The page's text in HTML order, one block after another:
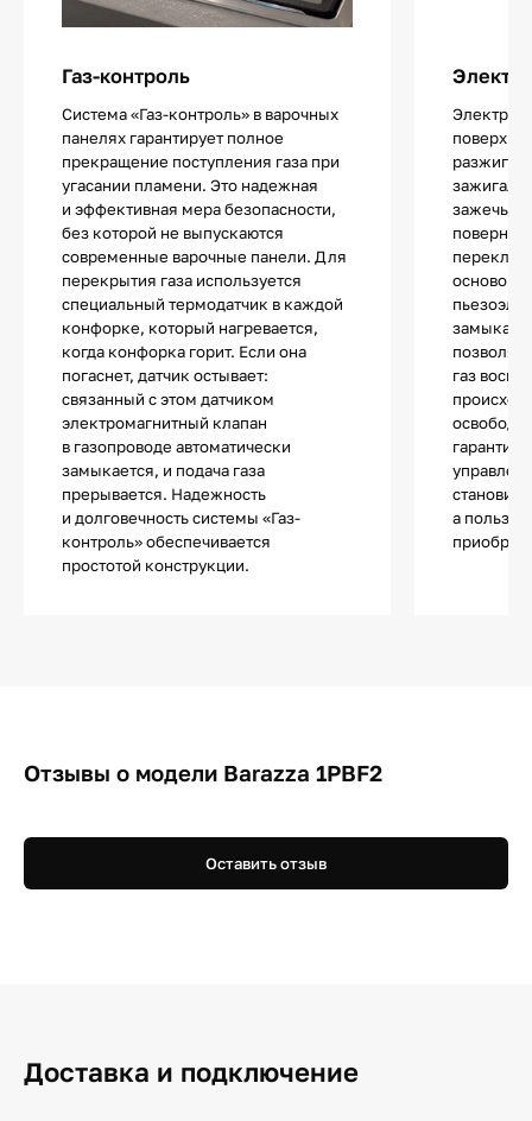
Газ-контроль
Система «Газ-контроль» в варочных
панелях гарантирует полное
прекращение поступления газа при
угасании пламени. Это надежная
и эффективная мера безопасности,
без которой не выпускаются
современные варочные панели. Для
перекрытия газа используется
специальный термодатчик в каждой
конфорке, который нагревается,
когда конфорка горит. Если она
погаснет, датчик остывает:
связанный с этом датчиком
электромагнитный клапан
в газопроводе автоматически
замыкается, и подача газа
прерывается. Надежность
и долговечность системы «Газ-
контроль» обеспечивается
простотой конструкции.
зажечь
повернув
основой
газ
а
Отзывы о модели Barazza 1PBF2
Оставить отзыв
Доставка и подключение